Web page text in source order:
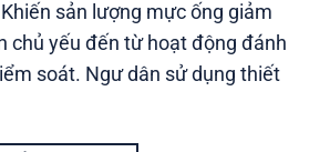
sản lượng mực ống giảm
chủ yếu đến từ hoạt động đánh
soát. Ngư dân sử dụng thiết